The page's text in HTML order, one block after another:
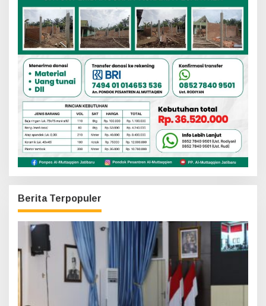
Berita Terpopuler